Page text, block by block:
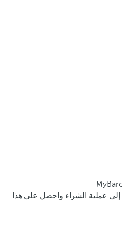
عملية الشراء واحصل على هذا